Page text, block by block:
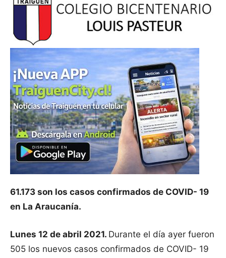
61.173 son los casos confirmados de COVID- 19
en La Araucanía.
Lunes 12 de abril 2021. Durante el día ayer fueron
505 los nuevos casos confirmados de COVID- 19